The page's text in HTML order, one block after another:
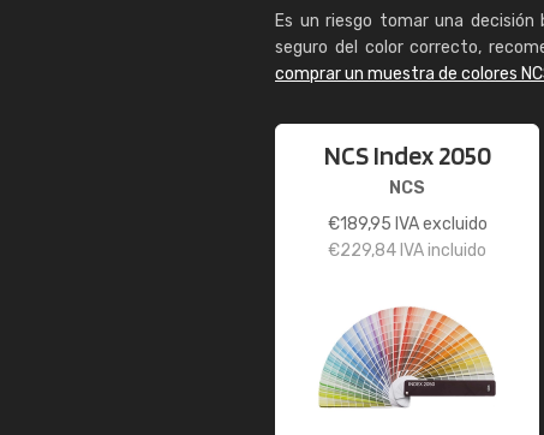
Es un riesgo tomar una
seguro del color correcto,
comprar un muestra de colores
NCS Index 2050
NCS
€189,95 IVA excluido
€229,84 IVA incluido